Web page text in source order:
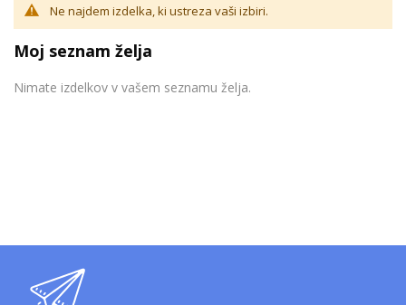
Ne najdem izdelka, ki ustreza vaši izbiri.
Moj seznam želja
Nimate izdelkov v vašem seznamu želja.